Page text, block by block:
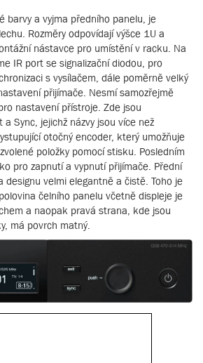
barvy a vyjma předního panelu, je
Rozměry odpovídají výšce 1U a
nástavce pro umístění v racku. Na
IR port se signalizační diodou, pro
s vysílačem, dále poměrně velký
přijímače. Nesmí samozřejmě
nastavení přístroje. Zde jsou
Sync, jejichž názvy jsou více než
otočný encoder, který umožňuje
položky pomocí stisku. Posledním
pro zapnutí a vypnutí přijímače. Přední
designu velmi elegantně a čistě. Toho je
čelního panelu včetně displeje je
a naopak pravá strana, kde jsou
má povrch matný.